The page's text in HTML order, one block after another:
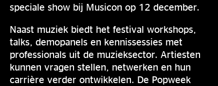
speciale show bij Musicon op 12 december.
Naast muziek biedt het festival workshops,
talks, demopanels en kennissessies met
professionals uit de muzieksector. Artiesten
kunnen vragen stellen, netwerken en hun
carrière verder ontwikkelen. De Popweek